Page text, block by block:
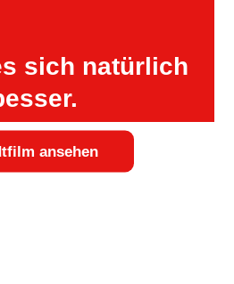
sich natürlich
ansehen